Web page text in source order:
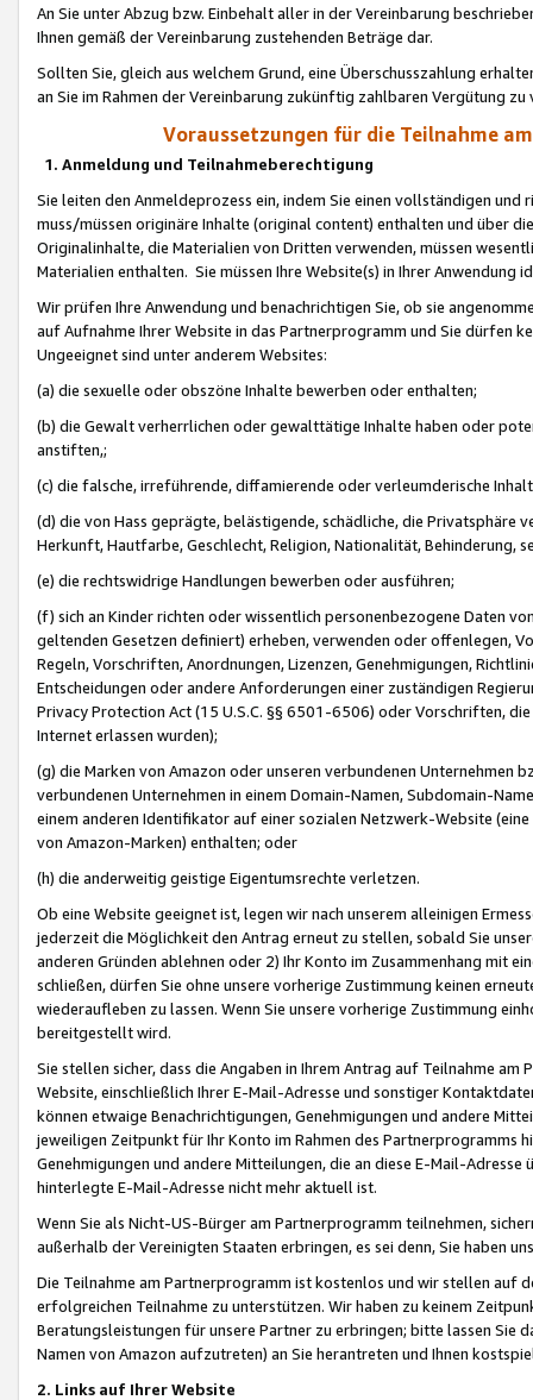
An Sie unter Abzug bzw. Einbehalt aller in der Vereinbarung
Ihnen gemäß der Vereinbarung zustehenden Beträge dar.
Sollten Sie, gleich aus welchem Grund, eine Überschusszahlung
an Sie im Rahmen der Vereinbarung zukünftig zahlbaren Vergütung zu
Voraussetzungen für die Teilnahme
1. Anmeldung und Teilnahmeberechtigung
Sie leiten den Anmeldeprozess ein, indem Sie einen vollständigen
muss/müssen originäre Inhalte (original content) enthalten und über
Originalinhalte, die Materialien von Dritten verwenden, müssen
Materialien enthalten. Sie müssen Ihre Website(s) in Ihrer Anwendung
Wir prüfen Ihre Anwendung und benachrichtigen Sie, ob sie
auf Aufnahme Ihrer Website in das Partnerprogramm und Sie dürfen
Ungeeignet sind unter anderem Websites:
(a) die sexuelle oder obszöne Inhalte bewerben oder enthalten;
(b) die Gewalt verherrlichen oder gewalttätige Inhalte haben oder
anstiften,;
(c) die falsche, irreführende, diffamierende oder verleumderische
(d) die von Hass geprägte, belästigende, schädliche, die Privatsphäre
Herkunft, Hautfarbe, Geschlecht, Religion, Nationalität, Behinderung,
(e) die rechtswidrige Handlungen bewerben oder ausführen;
(f) sich an Kinder richten oder wissentlich personenbezogene Daten
geltenden Gesetzen definiert) erheben, verwenden oder offenlegen,
Regeln, Vorschriften, Anordnungen, Lizenzen, Genehmigungen,
Entscheidungen oder andere Anforderungen einer zuständigen
Privacy Protection Act (15 U.S.C. §§ 6501-6506) oder Vorschriften,
Internet erlassen wurden);
(g) die Marken von Amazon oder unseren verbundenen Unternehmen
verbundenen Unternehmen in einem Domain-Namen, Subdomain-
einem anderen Identifikator auf einer sozialen Netzwerk-Website
von Amazon-Marken) enthalten; oder
(h) die anderweitig geistige Eigentumsrechte verletzen.
Ob eine Website geeignet ist, legen wir nach unserem alleinigen
jederzeit die Möglichkeit den Antrag erneut zu stellen, sobald Sie
anderen Gründen ablehnen oder 2) Ihr Konto im Zusammenhang mit
schließen, dürfen Sie ohne unsere vorherige Zustimmung keinen
wiederaufleben zu lassen. Wenn Sie unsere vorherige Zustimmung
bereitgestellt wird.
Sie stellen sicher, dass die Angaben in Ihrem Antrag auf Teilnahme
Website, einschließlich Ihrer E-Mail-Adresse und sonstiger
können etwaige Benachrichtigungen, Genehmigungen und andere
jeweiligen Zeitpunkt für Ihr Konto im Rahmen des Partnerprogramms
Genehmigungen und andere Mitteilungen, die an diese E-Mail-
hinterlegte E-Mail-Adresse nicht mehr aktuell ist.
Wenn Sie als Nicht-US-Bürger am Partnerprogramm teilnehmen,
außerhalb der Vereinigten Staaten erbringen, es sei denn, Sie haben
Die Teilnahme am Partnerprogramm ist kostenlos und wir stellen auf
erfolgreichen Teilnahme zu unterstützen. Wir haben zu keinem
Beratungsleistungen für unsere Partner zu erbringen; bitte lassen Sie
Namen von Amazon aufzutreten) an Sie herantreten und Ihnen
2. Links auf Ihrer Website